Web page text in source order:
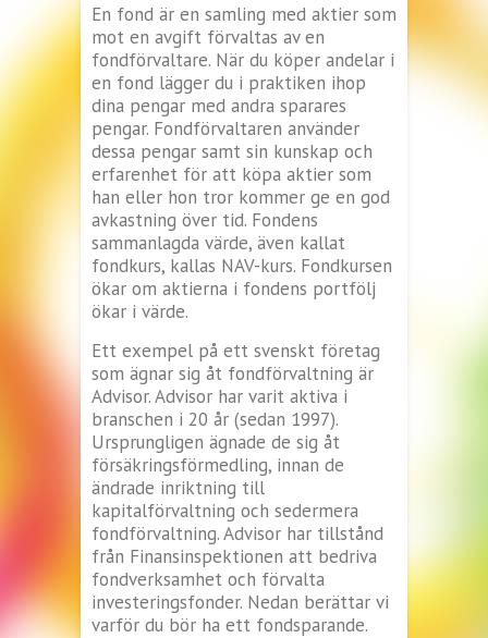
En fond är en samling med aktier som
mot en avgift förvaltas av en
fondförvaltare. När du köper andelar i
en fond lägger du i praktiken ihop
dina pengar med andra sparares
pengar. Fondförvaltaren använder
dessa pengar samt sin kunskap och
erfarenhet för att köpa aktier som
han eller hon tror kommer ge en god
avkastning över tid. Fondens
sammanlagda värde, även kallat
fondkurs, kallas NAV-kurs. Fondkursen
ökar om aktierna i fondens portfölj
ökar i värde.
Ett exempel på ett svenskt företag
som ägnar sig åt fondförvaltning är
Advisor. Advisor har varit aktiva i
branschen i 20 år (sedan 1997).
Ursprungligen ägnade de sig åt
försäkringsförmedling, innan de
ändrade inriktning till
kapitalförvaltning och sedermera
fondförvaltning. Advisor har tillstånd
från Finansinspektionen att bedriva
fondverksamhet och förvalta
investeringsfonder. Nedan berättar vi
varför du bör ha ett fondsparande.